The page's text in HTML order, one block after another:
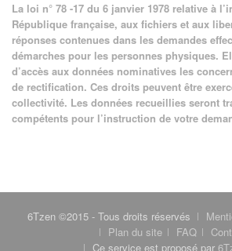
La loi n° 78 -17 du 6 janvier 1978 relative à
République française, aux fichiers et aux
réponses contenues dans les demandes
démarches pour les personnes physiques.
d’accès aux données nominatives les
de rectification. Ces droits peuvent être
collectivité. Les données recueillies seront
compétents pour l’instruction de votre
6Tzen ©2015 - Tous droits réservés
Plan du site
FAQ
Ce service est proposé par